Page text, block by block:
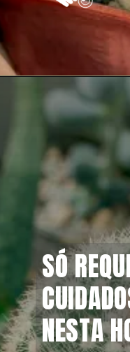
Opening
SÓ
NESTA
SÓ
NESTA